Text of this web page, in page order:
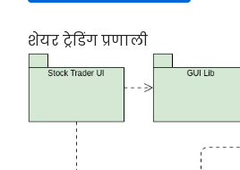
शेयर ट्रेडिंग प्रणाली